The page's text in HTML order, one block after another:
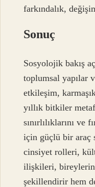
farkındalık,
Sonuç
Sosyolojik bakış
toplumsal yapılar
etkileşim,
yıllık bitkiler
sınırlılıklarını
için güçlü bir araç
cinsiyet rolleri,
ilişkileri,
şekillendirir hem